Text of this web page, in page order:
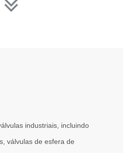
industriais, incluindo
válvulas de esfera de